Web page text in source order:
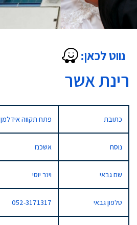
נווט לכאן:
רינת אשר
כתובת פתח תקווה אידלמן 8
נוסח אשכנז
שם גבאי וינר יוסי
טלפון גבאי 052-3171317